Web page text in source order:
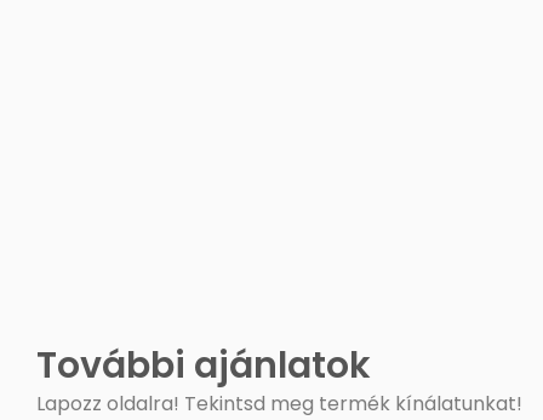
További ajánlatok
Lapozz oldalra! Tekintsd meg termék kínálatunkat!